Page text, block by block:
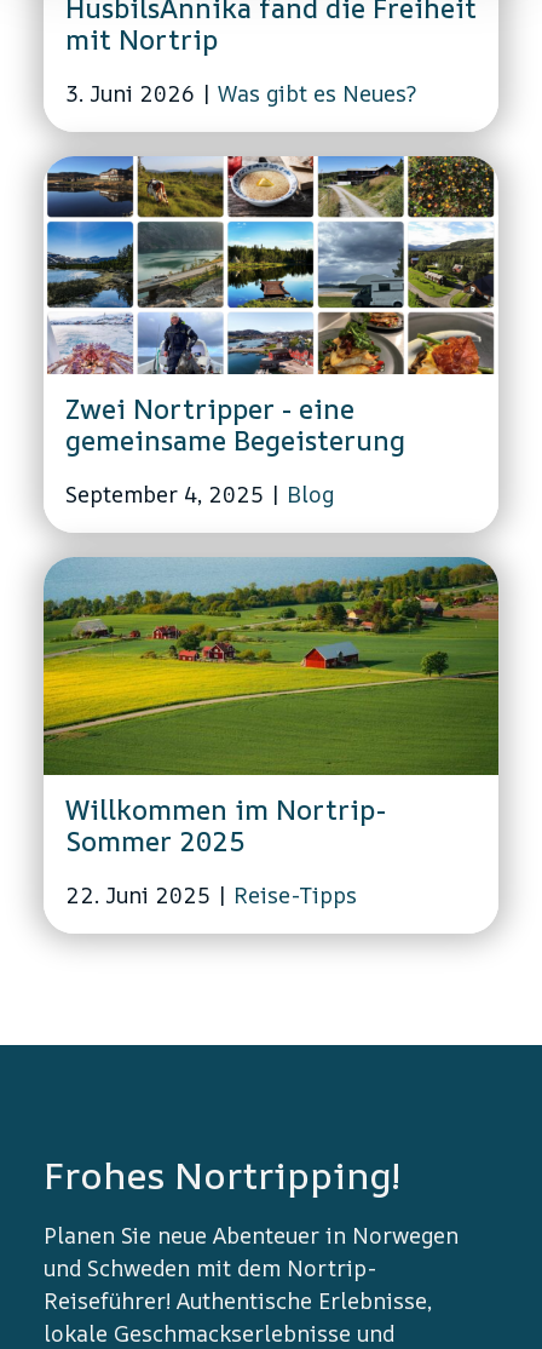
HusbilsAnnika fand die Freiheit
mit Nortrip
3. Juni 2026 | Was gibt es Neues?
Zwei Nortripper - eine
gemeinsame Begeisterung
September 4, 2025 | Blog
Willkommen im Nortrip-
Sommer 2025
22. Juni 2025 | Reise-Tipps
Frohes Nortripping!
Planen Sie neue Abenteuer in Norwegen
und Schweden mit dem Nortrip-
Reiseführer! Authentische Erlebnisse,
lokale Geschmackserlebnisse und